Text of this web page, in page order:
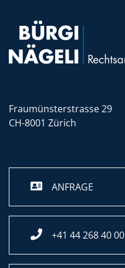
Fraumünsterstrasse 29
CH-8001 Zürich
ANFRAGE
+41 44 268 40 00